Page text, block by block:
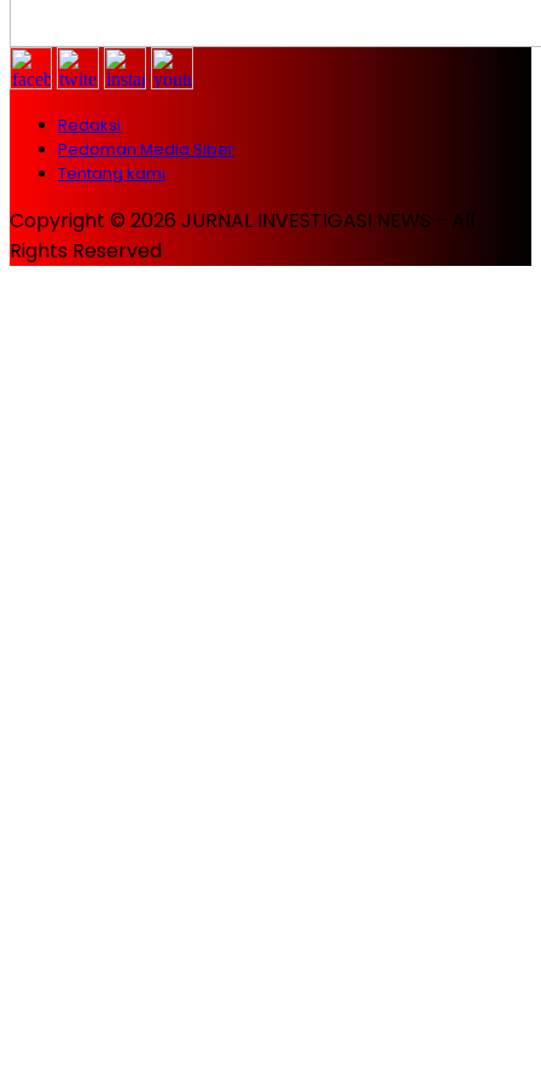
Redaksi
Pedoman Media Siber
Tentang kami
Copyright © 2026 JURNAL INVESTIGASI NEWS - All
Rights Reserved